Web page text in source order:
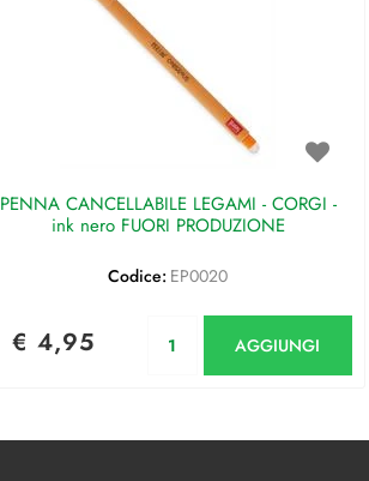
PENNA CANCELLABILE LEGAMI - CORGI -
ink nero FUORI PRODUZIONE
Codice: EP0020
€ 4,95 AGGIUNGI